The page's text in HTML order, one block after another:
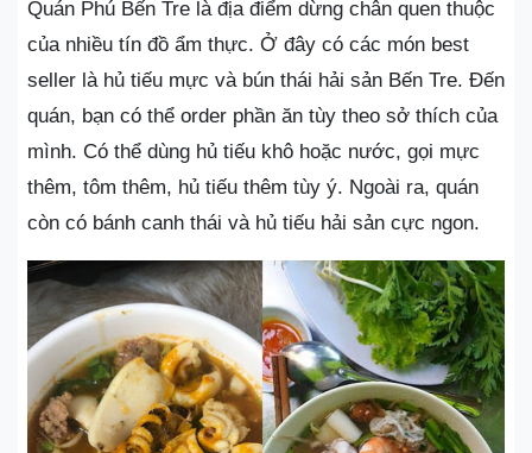
Quán Phú Bến Tre là địa điểm dừng chân quen thuộc
của nhiều tín đồ ẩm thực. Ở đây có các món best
seller là hủ tiếu mực và bún thái hải sản Bến Tre. Đến
quán, bạn có thể order phần ăn tùy theo sở thích của
mình. Có thể dùng hủ tiếu khô hoặc nước, gọi mực
thêm, tôm thêm, hủ tiếu thêm tùy ý. Ngoài ra, quán
còn có bánh canh thái và hủ tiếu hải sản cực ngon.